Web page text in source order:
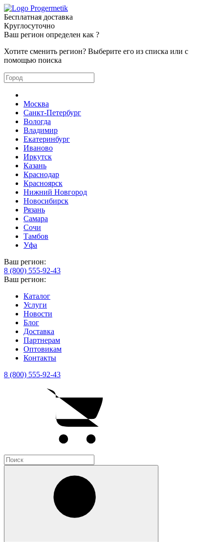
Бесплатная доставка
Круглосуточно
Ваш регион определен как ?
Хотите сменить регион? Выберите его из списка или с
помощью поиска
Москва
Санкт-Петербург
Вологда
Владимир
Екатеринбург
Иваново
Иркутск
Казань
Краснодар
Красноярск
Нижний Новгород
Новосибирск
Рязань
Самара
Сочи
Тамбов
Уфа
Ваш регион:
8 (800) 555-92-43
Ваш регион:
Каталог
Услуги
Новости
Блог
Доставка
Партнерам
Оптовикам
Контакты
8 (800) 555-92-43